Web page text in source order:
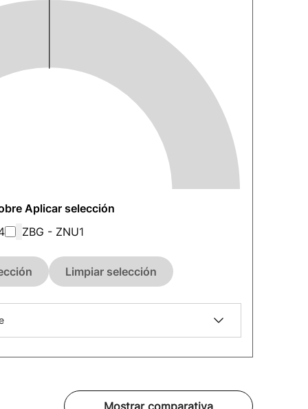
Aplicar selección
ZBG - ZNU1
Limpiar selección
Mostrar comparativa